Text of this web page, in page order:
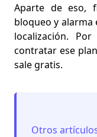
Aparte de eso,
bloqueo y
localización.
contratar ese
sale gratis.
Otros